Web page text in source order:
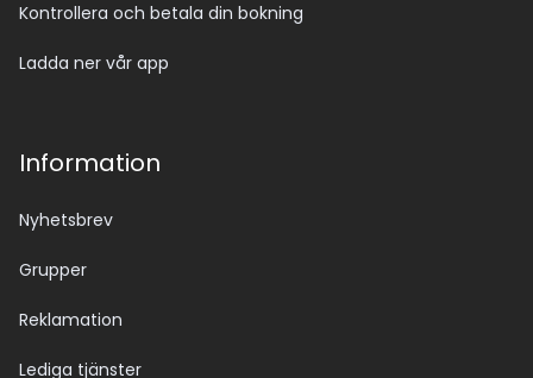
Kontrollera och betala din bokning
Ladda ner vår app
Information
Nyhetsbrev
Grupper
Reklamation
Lediga tjänster